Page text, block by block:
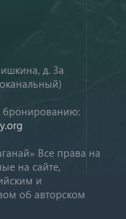
д. 3а
бронированию:
Все права на
на сайте,
и
об авторском